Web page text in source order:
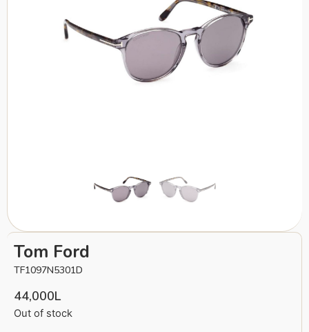
Tom Ford
TF1097N5301D
44,000L
Out of stock